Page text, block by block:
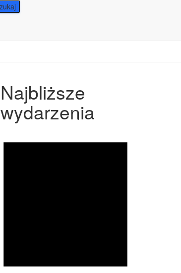
Najbliższe
wydarzenia